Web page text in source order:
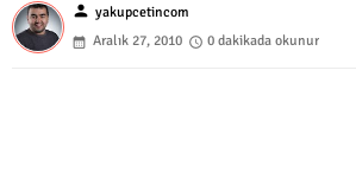
person yakupcetincom
Aralık 27, 2010
0 dakikada okunur